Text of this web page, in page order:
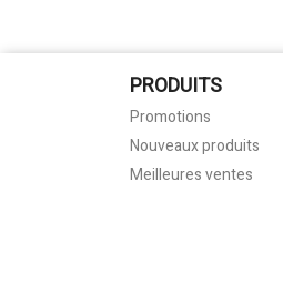
PRODUITS
Promotions
Nouveaux produits
Meilleures ventes